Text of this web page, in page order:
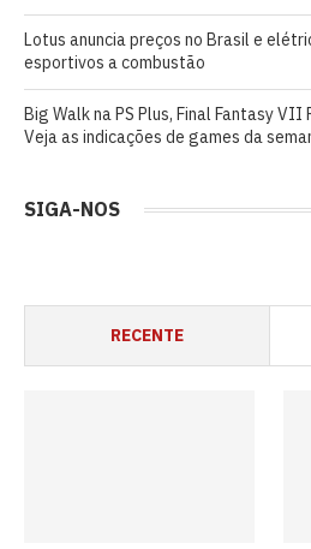
Lotus anuncia preços no Brasil e
esportivos a combustão
Big Walk na PS Plus, Final Fantasy VII
Veja as indicações de games da
SIGA-NOS
RECENTE